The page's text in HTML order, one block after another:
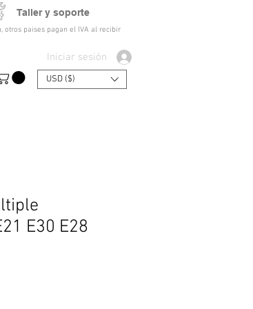
otros paises pagan el IVA al recibir
Iniciar sesión
USD ($)
Taller y soporte
E30 E28